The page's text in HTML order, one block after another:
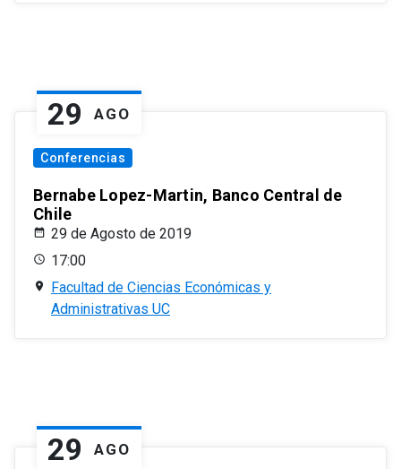
29 AGO
Conferencias
Bernabe Lopez-Martin, Banco Central de
Chile
29 de Agosto de 2019
17:00
Facultad de Ciencias Económicas y
Administrativas UC
29 AGO